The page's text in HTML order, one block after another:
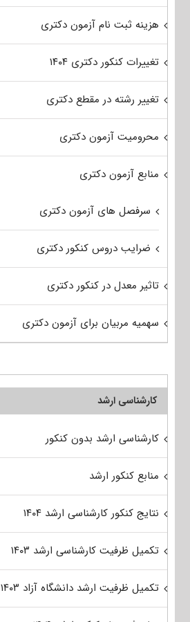
هزینه ثبت نام آزمون دکتری
تغییرات کنکور دکتری ۱۴۰۴
تغییر رشته در مقطع دکتری
محرومیت آزمون دکتری
منابع آزمون دکتری
سرفصل های آزمون دکتری
ضرایب دروس کنکور دکتری
تاثیر معدل در کنکور دکتری
سهمیه مربیان برای آزمون دکتری
کارشناسی ارشد
کارشناسی ارشد بدون کنکور
منابع کنکور ارشد
نتایج کنکور کارشناسی ارشد ۱۴۰۴
تکمیل ظرفیت کارشناسی ارشد ۱۴۰۳
تکمیل ظرفیت ارشد دانشگاه آزاد ۱۴۰۳